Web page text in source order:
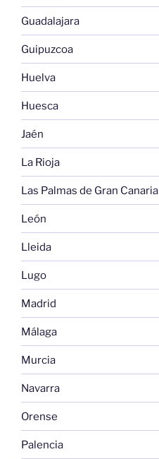
Guadalajara
Guipuzcoa
Huelva
Huesca
Jaén
La Rioja
Las Palmas de Gran Canaria
León
Lleida
Lugo
Madrid
Málaga
Murcia
Navarra
Orense
Palencia